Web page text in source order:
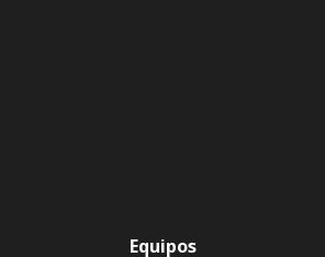
Equipos